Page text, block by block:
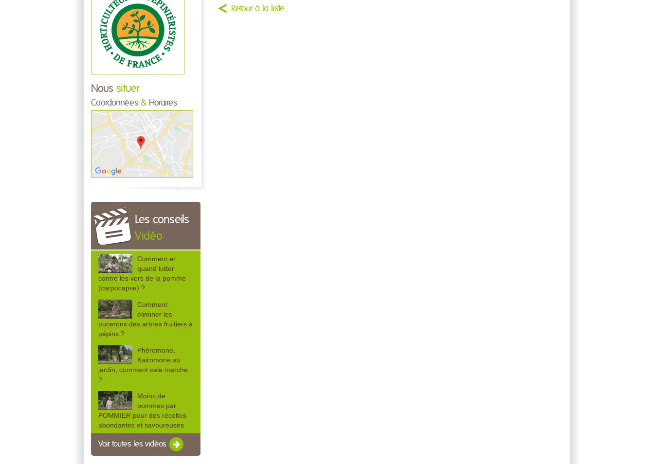
Nous situer
Coordonnées & Horaires
Les conseils
Vidéo
Comment et
quand lutter
contre les vers de la pomme
(carpocapse) ?
Comment
éliminer les
pucerons des arbres fruitiers à
pépins ?
Phéromone,
Kairomone au
jardin, comment cela marche
?
Moins de
pommes par
POMMIER pour des récoltes
abondantes et savoureuses
Voir toutes les vidéos
Retour à la liste